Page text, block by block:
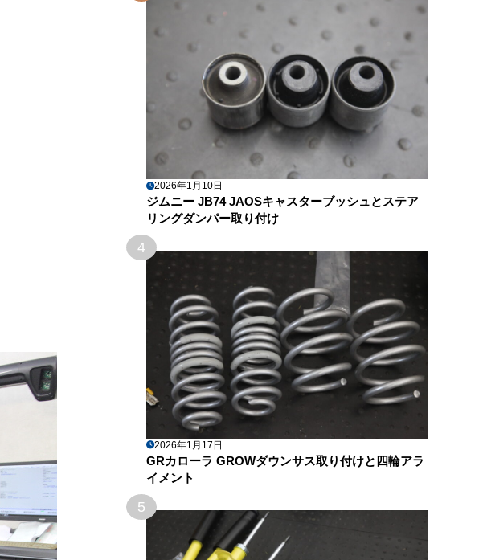
2026年1月10日
ジムニー JB74 JAOSキャスターブッシュとステア
リングダンパー取り付け
4
2026年1月17日
GRカローラ GROWダウンサス取り付けと四輪アラ
イメント
5